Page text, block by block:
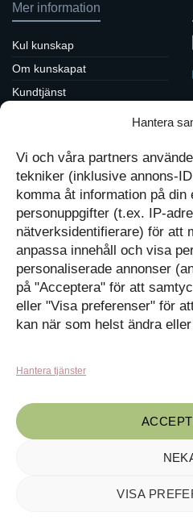
Hantera
Vi och våra partners
tekniker (inklusive annons-
komma åt information på din
personuppgifter (t.ex. IP-
nätverksidentifierare) för att
anpassa innehåll och visa
personaliserade annonser
på "Acceptera" för att
eller "Visa preferenser" för
kan när som helst ändra
Hantera tjänster
VISA
Mer information
Kul kunskap
Om kunskapat
Kundtjänst
Cookiepolicy
Mitt konto
Kassan
Varukorg
BUTIKEN